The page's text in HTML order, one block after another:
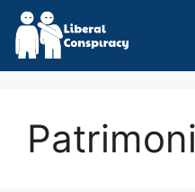
Skip
content